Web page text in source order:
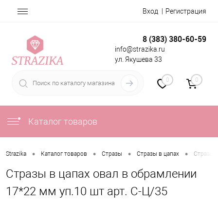
Вход Регистрация
8 (383) 380-60-59
info@strazika.ru
ул. Якушева 33
0 0
Каталог товаров
Strazika • Каталог товаров • Стразы • Стразы в цапах • Стразы
Стразы в цапах овал в обрамлении
17*22 мм уп.10 шт арт. С-Ц/35